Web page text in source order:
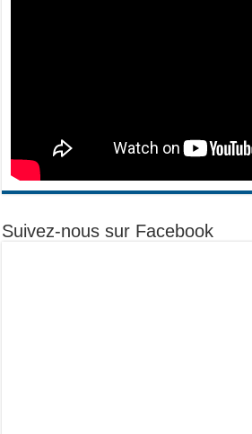
Suivez-nous sur Facebook